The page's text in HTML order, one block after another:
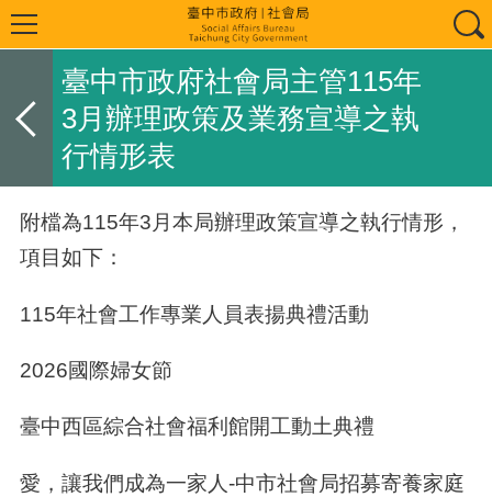
臺中市政府社會局主管115年
3月辦理政策及業務宣導之執
行情形表
附檔為115年3月本局辦理政策宣導之執行情形，
項目如下：
115年社會工作專業人員表揚典禮活動
2026國際婦女節
臺中西區綜合社會福利館開工動土典禮
愛，讓我們成為一家人-中市社會局招募寄養家庭